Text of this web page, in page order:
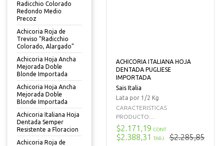
Radicchio Colorado
Redondo Medio
Precoz
Achicoria Roja de
Treviso "Radicchio
Colorado, Alargado"
Achicoria Hoja Ancha
Mejorada Doble
Blonde Importada
Achicoria Hoja Ancha
Mejorada Doble
Blonde Importada
Achicoria Italiana Hoja
Dentada Semper
Resistente a Floracion
Achicoria Roja de
ACHICORIA ITALIANA HOJA
DENTADA PUGLIESE
IMPORTADA
Sais Italia
Lata por 1/2 Kg
CARACTERISTICAS
PRODUCTO:...
$2.171,19 CONT
$2.388,31 TARJ $2.285,85